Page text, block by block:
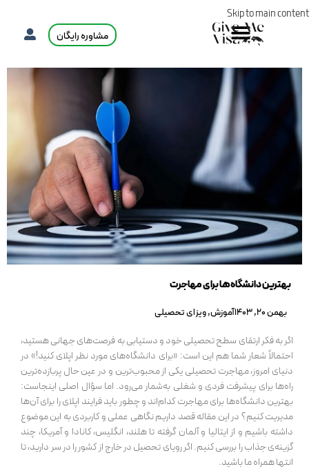
Skip to main content
مشاوره رایگان
بهترین دانشگاه‌ها برای مهاجرت
بهمن 20, 1403 آموزش,ویزای تحصیلی
اگر به فکر ارتقای سطح تحصیلی خود و دستیابی به فرصت‌های جهانی هستید،
احتمالاً شعار شما هم این است: «برای دانشگاه‌های مورد نظر اپلای کنید!» در
دنیای امروز، مهاجرت تحصیلی یکی از محبوب‌ترین و در عین حال پربازده‌ترین
راه‌ها برای پیشرفت فردی و شغلی به‌شمار می‌رود. اما سؤال اصلی اینجاست:
بهترین دانشگاه‌ها برای مهاجرت کدام‌اند و چطور باید فرایند اپلای را برای آن‌ها
مدیریت کنیم؟ در این مقاله قصد داریم نگاهی عملی و کاربردی به این موضوع
داشته باشیم و از ایتالیا و آلمان گرفته تا هلند، انگلیس، کانادا و آمریکا، چند
گزینه‌ی جذاب را بررسی کنیم. اگر رویای تحصیل در خارج از کشور را در سر دارید، تا
انتها همراه ما باشید.